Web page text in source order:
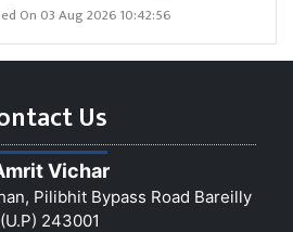
On 03 Aug 2026 10:42:56
Us
Vichar
Pilibhit Bypass Road Bareilly
(U.P) 243001